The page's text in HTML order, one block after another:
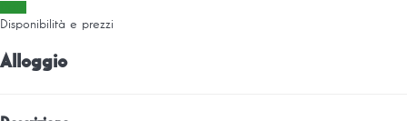
Disponibilità e prezzi
Alloggio